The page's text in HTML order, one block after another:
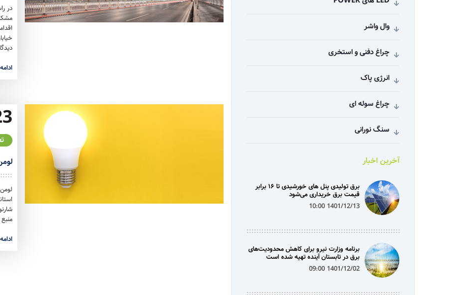
در
وال واشر
چراغ دفنی و استخری
انرژی پاک
چراغ سوله ای
سنگ نورانی
آخرین اخبار
برق تولیدی پنل‌ های خورشیدی تا ۱۶ برابر
قیمت برق خریداری می‌شود
1401/12/13 10:00
برنامه وزارت نیرو برای کاهش محدودیت‌های
برق در تابستان آینده تهیه شده است
1401/12/02 09:00